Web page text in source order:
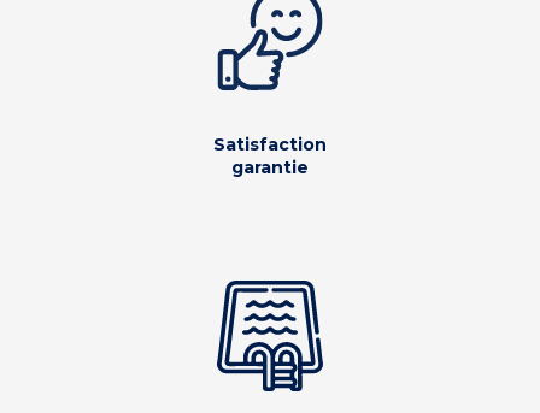
Satisfaction
garantie